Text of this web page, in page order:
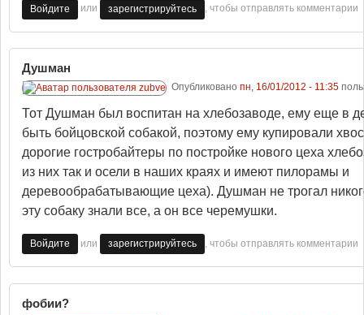
Войдите или зарегистрируйтесь , чтобы отправлять комментарии
Душман
Опубликовано пн, 16/01/2012 - 11:35
Тот Душман был воспитан на хлебозаводе, ему еще в
быть бойцовской собакой, поэтому ему купировали
дорогие гостробайтеры по постройке нового цеха
из них так и осели в наших краях и имеют пилорамы и
деревообрабатывающие цеха). Душман не трогал
эту собаку знали все, а он все черемушки.
Войдите или зарегистрируйтесь , чтобы отправлять комментарии
фобии?